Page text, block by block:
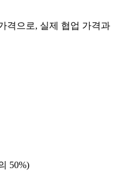
격으로, 실제 협업 가격과
50%)